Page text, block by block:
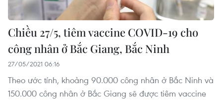
Chiều 27/5, tiêm vaccine COVID-19 cho
công nhân ở Bắc Giang, Bắc Ninh
27/05/2021 06:16
Theo ước tính, khoảng 90.000 công nhân ở Bắc Ninh và
150.000 công nhân ở Bắc Giang sẽ được tiêm vaccine